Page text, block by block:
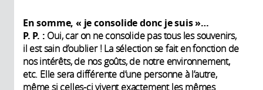
En somme, « je consolide donc je suis »…
P. P. : Oui, car on ne consolide pas tous les souvenirs,
il est sain d’oublier ! La sélection se fait en fonction de
nos intérêts, de nos goûts, de notre environnement,
etc. Elle sera différente d’une personne à l’autre,
même si celles-ci vivent exactement les mêmes